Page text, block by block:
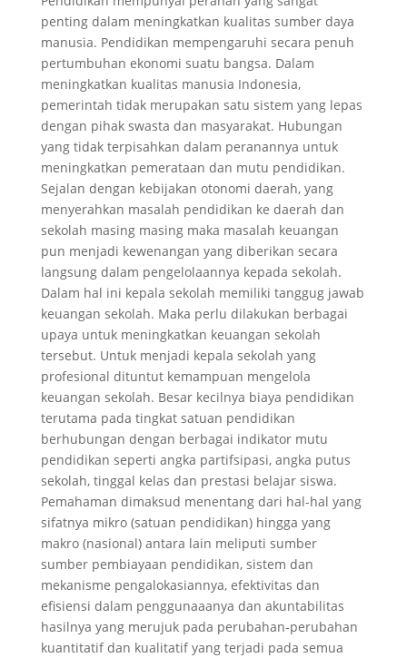
penting dalam meningkatkan kualitas sumber daya
manusia. Pendidikan mempengaruhi secara penuh
pertumbuhan ekonomi suatu bangsa. Dalam
meningkatkan kualitas manusia Indonesia,
pemerintah tidak merupakan satu sistem yang lepas
dengan pihak swasta dan masyarakat. Hubungan
yang tidak terpisahkan dalam peranannya untuk
meningkatkan pemerataan dan mutu pendidikan.
Sejalan dengan kebijakan otonomi daerah, yang
menyerahkan masalah pendidikan ke daerah dan
sekolah masing masing maka masalah keuangan
pun menjadi kewenangan yang diberikan secara
langsung dalam pengelolaannya kepada sekolah.
Dalam hal ini kepala sekolah memiliki tanggug jawab
keuangan sekolah. Maka perlu dilakukan berbagai
upaya untuk meningkatkan keuangan sekolah
tersebut. Untuk menjadi kepala sekolah yang
profesional dituntut kemampuan mengelola
keuangan sekolah. Besar kecilnya biaya pendidikan
terutama pada tingkat satuan pendidikan
berhubungan dengan berbagai indikator mutu
pendidikan seperti angka partifsipasi, angka putus
sekolah, tinggal kelas dan prestasi belajar siswa.
Pemahaman dimaksud menentang dari hal-hal yang
sifatnya mikro (satuan pendidikan) hingga yang
makro (nasional) antara lain meliputi sumber
sumber pembiayaan pendidikan, sistem dan
mekanisme pengalokasiannya, efektivitas dan
efisiensi dalam penggunaaanya dan akuntabilitas
hasilnya yang merujuk pada perubahan-perubahan
kuantitatif dan kualitatif yang terjadi pada semua